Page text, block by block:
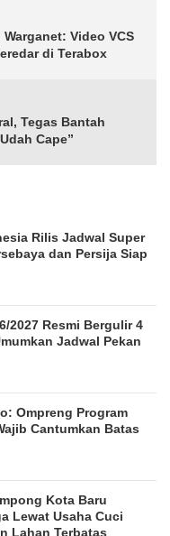
Video VCS
di Terabox
Tegas Bantah
Cape”
Rilis Jadwal Super
dan Persija Siap
2027 Resmi Bergulir 4
Jadwal Pekan
Ompreng Program
Cantumkan Batas
Kota Baru
Lewat Usaha Cuci
Lahan Terbatas